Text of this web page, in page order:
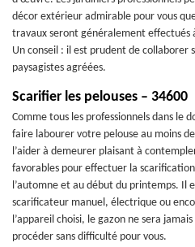
décor extérieur admirable pour vous
travaux seront généralement effectués
Un conseil : il est prudent de collaborer
paysagistes agréées.
Scarifier les pelouses – 34600
Comme tous les professionnels dans le
faire labourer votre pelouse au moins
l’aider à demeurer plaisant à
favorables pour effectuer la
l’automne et au début du printemps. Il
scarificateur manuel, électrique ou
l’appareil choisi, le gazon ne sera
procéder sans difficulté pour vous.